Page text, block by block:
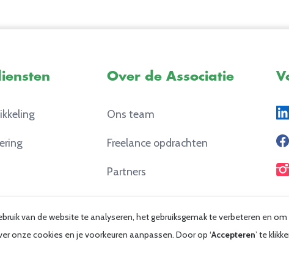
Over de Associatie
Ons team
Freelance opdrachten
Partners
van de website te analyseren, het gebruiksgemak te verbeteren en
onze cookies en je voorkeuren aanpassen. Door op ‘Accepteren’ te